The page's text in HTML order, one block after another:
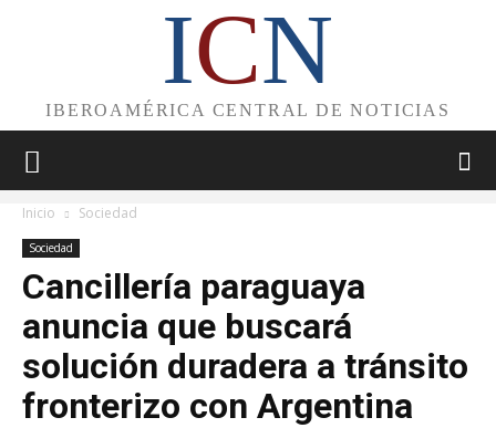
ICN
IBEROAMÉRICA CENTRAL DE NOTICIAS
Inicio Sociedad
Sociedad
Cancillería paraguaya
anuncia que buscará
solución duradera a tránsito
fronterizo con Argentina